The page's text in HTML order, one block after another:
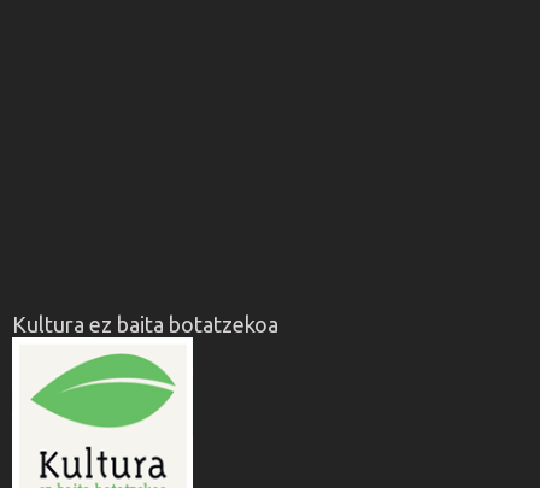
Kultura ez baita botatzekoa